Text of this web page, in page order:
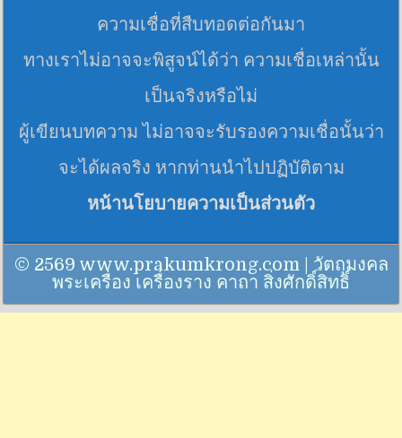
ความเชื่อที่สืบทอดต่อกันมา
ทางเราไม่อาจจะพิสูจน์ได้ว่า ความเชื่อเหล่านั้น
เป็นจริงหรือไม่
ผู้เขียนบทความ ไม่อาจจะรับรองความเชื่อนั้นว่า
จะได้ผลจริง หากท่านนำไปปฏิบัติตาม
หน้านโยบายความเป็นส่วนตัว
© 2569 www.prakumkrong.com | วัตถุมงคล
พระเครื่อง เครื่องราง คาถา สิ่งศักดิ์สิทธิ์